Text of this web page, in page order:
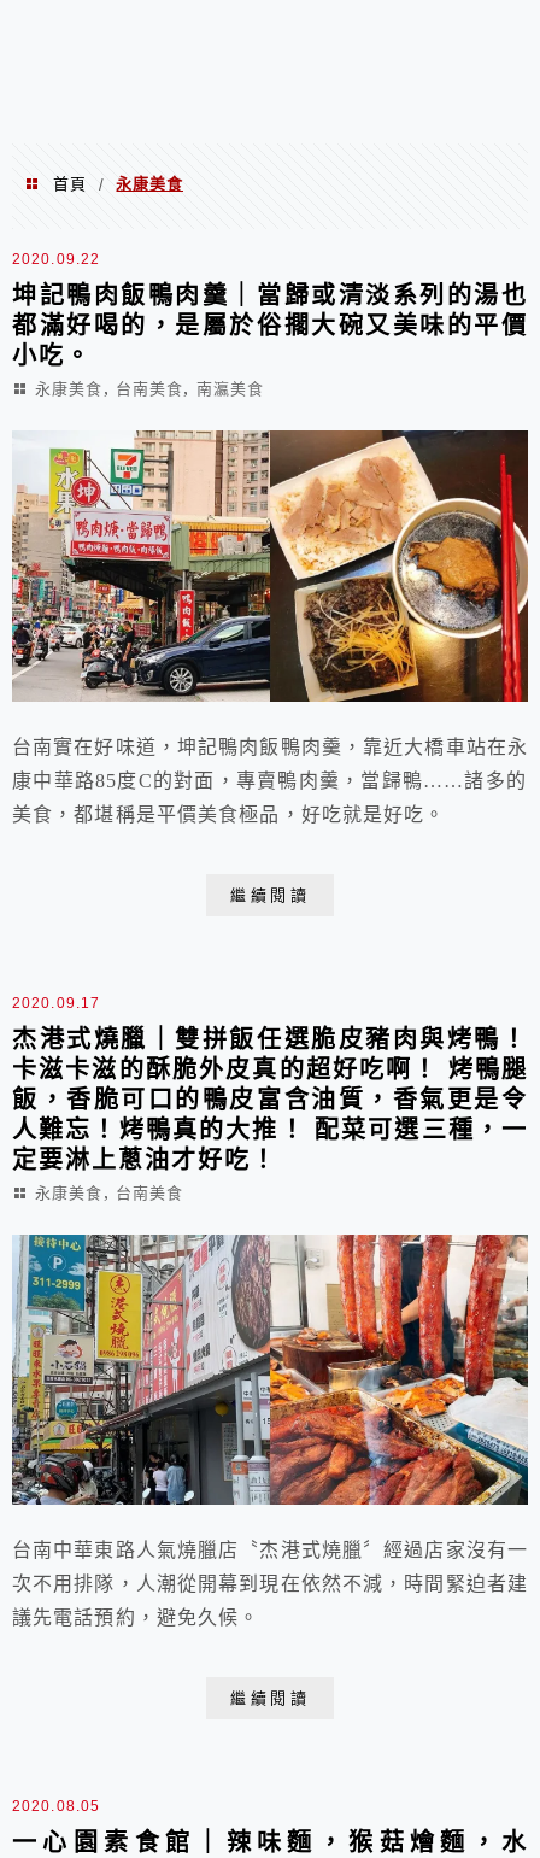
首頁 / 永康美食
永康美食
2020.09.22
坤記鴨肉飯鴨肉羹｜當歸或清淡系列的湯也
都滿好喝的，是屬於俗擱大碗又美味的平價
小吃。
永康美食 , 台南美食, 南瀛美食
台南實在好味道，坤記鴨肉飯鴨肉羹，靠近大橋車站在永
康中華路85度C的對面，專賣鴨肉羹，當歸鴨……諸多的
美食，都堪稱是平價美食極品，好吃就是好吃。
繼續閱讀
2020.09.17
杰港式燒臘｜雙拼飯任選脆皮豬肉與烤鴨！
卡滋卡滋的酥脆外皮真的超好吃啊！ 烤鴨腿
飯，香脆可口的鴨皮富含油質，香氣更是令
人難忘！烤鴨真的大推！ 配菜可選三種，一
定要淋上蔥油才好吃！
永康美食 , 台南美食
台南中華東路人氣燒臘店〝杰港式燒臘〞經過店家沒有一
次不用排隊，人潮從開幕到現在依然不減，時間緊迫者建
議先電話預約，避免久候。
繼續閱讀
2020.08.05
一心園素食館｜辣味麵，猴菇燴麵，水